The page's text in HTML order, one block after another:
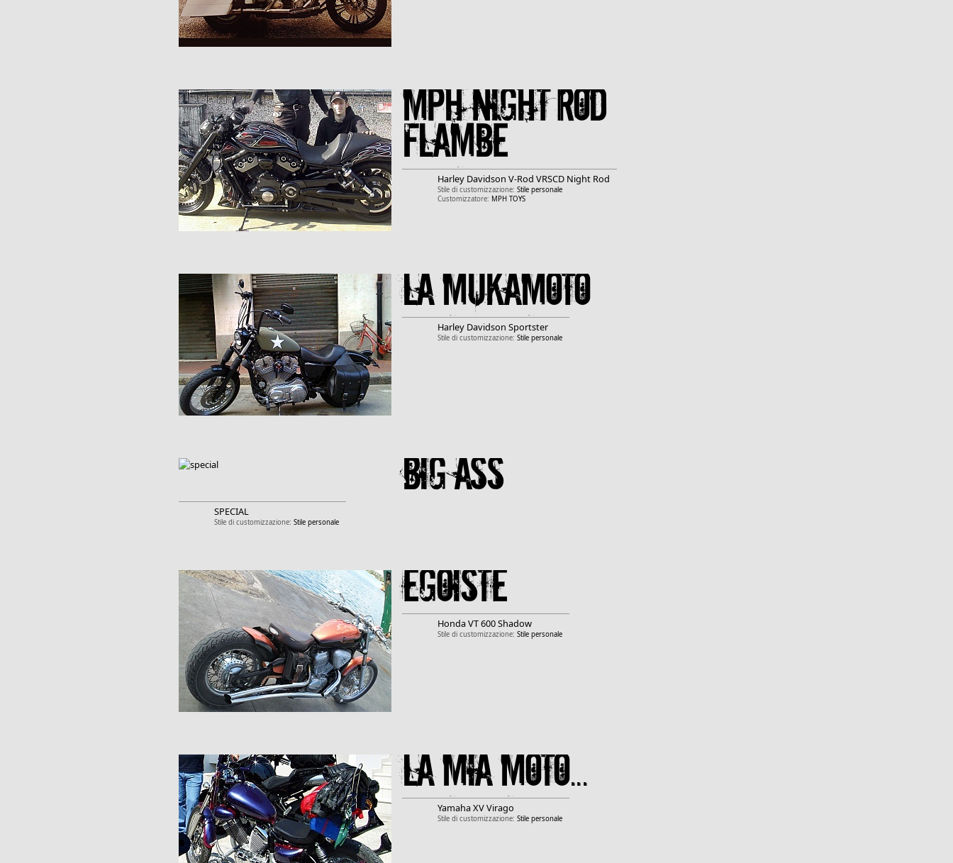
MPH Night Rod
Flambè
Harley Davidson V-Rod VRSCD Night Rod
Stile di customizzazione: Stile personale
Customizzatore: MPH TOYS
La Mukamoto
Harley Davidson Sportster
Stile di customizzazione: Stile personale
Big Ass
SPECIAL
Stile di customizzazione: Stile personale
Egoìste
HondaVT 600 Shadow
Stile di customizzazione: Stile personale
La mia moto...
YamahaXV Virago
Stile di customizzazione: Stile personale